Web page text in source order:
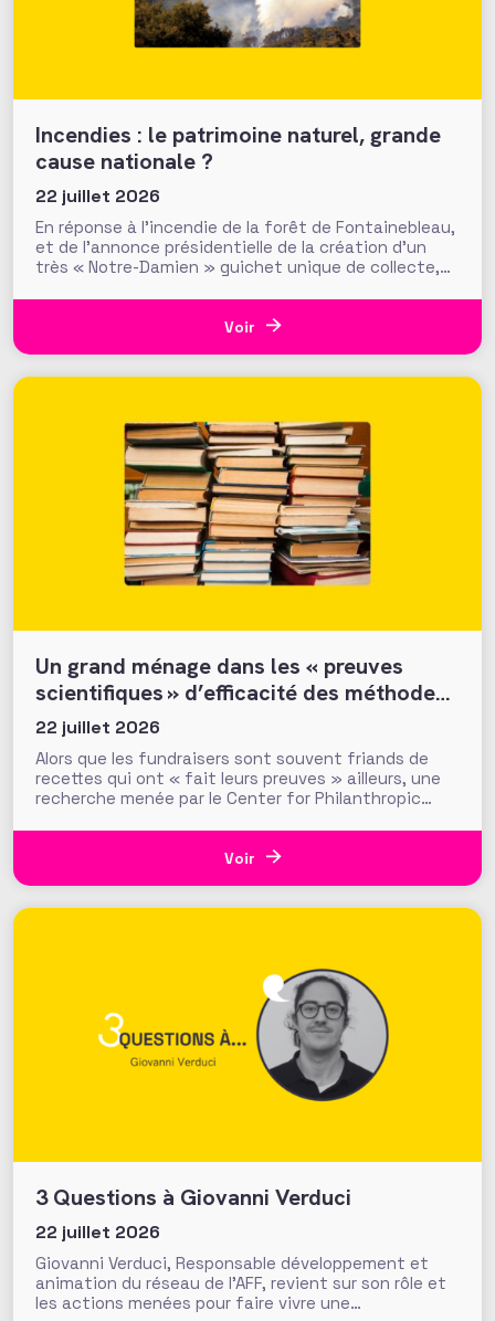
Incendies : le patrimoine naturel, grande
cause nationale ?
22 juillet 2026
En réponse à l’incendie de la forêt de Fontainebleau,
et de l’annonce présidentielle de la création d’un
très « Notre-Damien » guichet unique de collecte,
d’une semaine par la Fondation du Patrimoine. Alors
que d’autres collectes, par l’ONF ou des particuliers,
Voir
Un grand ménage dans les « preuves
scientifiques » d’efficacité des méthodes
et tactiques de collecte…
22 juillet 2026
Alors que les fundraisers sont souvent friands de
recettes qui ont « fait leurs preuves » ailleurs, une
recherche menée par le Center for Philanthropic
question cruciale : la recherche académique sur la
générosité apporte-t-elle des preuves solides pour
Voir
3 Questions à Giovanni Verduci
22 juillet 2026
Giovanni Verduci, Responsable développement et
animation du réseau de l’AFF, revient sur son rôle et
les actions menées pour faire vivre une